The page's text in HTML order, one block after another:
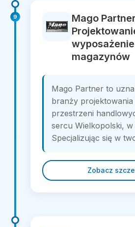
9
Mago
magazynów
Mago Partner to
branży projektowania
przestrzeni
sercu Wielkopolski, w
Specjalizując się w
Zobacz